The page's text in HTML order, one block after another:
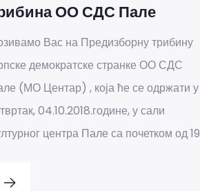
ОО СДС Пале
Вас на Предизборну трибину
демократске странке ОО СДС
(МО Центар) , која ће се одржати у
04.10.2018.године, у сали
центра Пале са почетком од 19